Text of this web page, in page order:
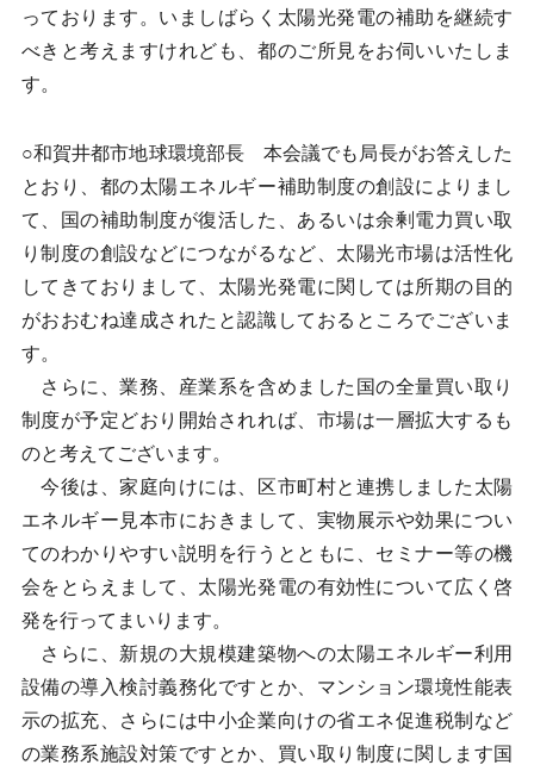
っております。いましばらく太陽光発電の補助を継続す
べきと考えますけれども、都のご所見をお伺いいたしま
す。
○和賀井都市地球環境部長 本会議でも局長がお答えした
とおり、都の太陽エネルギー補助制度の創設によりまし
て、国の補助制度が復活した、あるいは余剰電力買い取
り制度の創設などにつながるなど、太陽光市場は活性化
してきておりまして、太陽光発電に関しては所期の目的
がおおむね達成されたと認識しておるところでございま
す。
さらに、業務、産業系を含めました国の全量買い取り
制度が予定どおり開始されれば、市場は一層拡大するも
のと考えてございます。
今後は、家庭向けには、区市町村と連携しました太陽
エネルギー見本市におきまして、実物展示や効果につい
てのわかりやすい説明を行うとともに、セミナー等の機
会をとらえまして、太陽光発電の有効性について広く啓
発を行ってまいります。
さらに、新規の大規模建築物への太陽エネルギー利用
設備の導入検討義務化ですとか、マンション環境性能表
示の拡充、さらには中小企業向けの省エネ促進税制など
の業務系施設対策ですとか、買い取り制度に関します国